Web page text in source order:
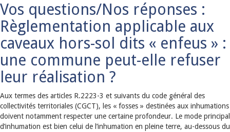
Vos questions/Nos réponses :
Règlementation applicable aux
caveaux hors-sol dits « enfeus » :
une commune peut-elle refuser
leur réalisation ?
Aux termes des articles R.2223-3 et suivants du code général des
collectivités territoriales (CGCT), les « fosses » destinées aux inhumations
doivent notamment respecter une certaine profondeur. Le mode principal
d’inhumation est bien celui de l’inhumation en pleine terre, au-dessous du